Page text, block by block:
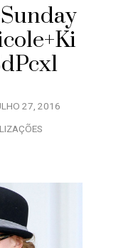
27, 2016